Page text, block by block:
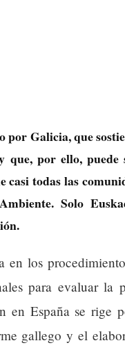
Galicia, que
que, por ello,
casi todas las
Solo
en los
para evaluar
en España se rige
gallego y el